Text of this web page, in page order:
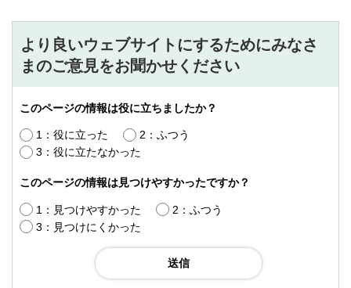
より良いウェブサイトにするためにみなさ
まのご意見をお聞かせください
このページの情報は役に立ちましたか？
1：役に立った
2：ふつう
3：役に立たなかった
このページの情報は見つけやすかったですか？
1：見つけやすかった
2：ふつう
3：見つけにくかった